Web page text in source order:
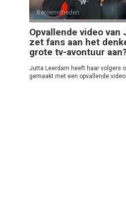
Beroemdheden
Opvallende video van
zet fans aan het
grote tv-avontuur
Jutta Leerdam heeft haar volgers
gemaakt met een opvallende